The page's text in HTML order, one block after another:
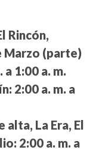
Rincón,
Marzo (parte)
a 1:00 a. m.
2:00 a. m. a
alta, La Era, El
2:00 a. m. a